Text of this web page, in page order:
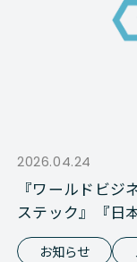
2026.04.24
『ワールドビ
ステック』『日
事との資本業務
お知らせ